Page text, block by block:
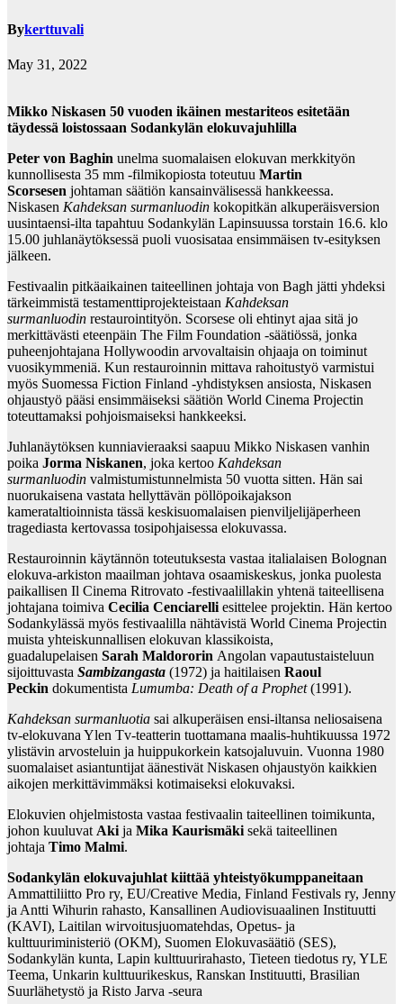
Bykerttuvali
May 31, 2022
Mikko Niskasen 50 vuoden ikäinen mestariteos esitetään
täydessä loistossaan Sodankylän elokuvajuhlilla
Peter von Baghin unelma suomalaisen elokuvan merkkityön
kunnollisesta 35 mm -filmikopiosta toteutuu Martin
Scorsesen johtaman säätiön kansainvälisessä hankkeessa.
Niskasen Kahdeksan surmanluodin kokopitkän alkuperäisversion
uusintaensi-ilta tapahtuu Sodankylän Lapinsuussa torstain 16.6. klo
15.00 juhlanäytöksessä puoli vuosisataa ensimmäisen tv-esityksen
jälkeen.
Festivaalin pitkäaikainen taiteellinen johtaja von Bagh jätti yhdeksi
tärkeimmistä testamenttiprojekteistaan Kahdeksan
surmanluodin restaurointityön. Scorsese oli ehtinyt ajaa sitä jo
merkittävästi eteenpäin The Film Foundation -säätiössä, jonka
puheenjohtajana Hollywoodin arvovaltaisin ohjaaja on toiminut
vuosikymmeniä. Kun restauroinnin mittava rahoitustyö varmistui
myös Suomessa Fiction Finland -yhdistyksen ansiosta, Niskasen
ohjaustyö pääsi ensimmäiseksi säätiön World Cinema Projectin
toteuttamaksi pohjoismaiseksi hankkeeksi.
Juhlanäytöksen kunniavieraaksi saapuu Mikko Niskasen vanhin
poika Jorma Niskanen, joka kertoo Kahdeksan
surmanluodin valmistumistunnelmista 50 vuotta sitten. Hän sai
nuorukaisena vastata hellyttävän pöllöpoikajakson
kamerataltioinnista tässä keskisuomalaisen pienviljelijäperheen
tragediasta kertovassa tosipohjaisessa elokuvassa.
Restauroinnin käytännön toteutuksesta vastaa italialaisen Bolognan
elokuva-arkiston maailman johtava osaamiskeskus, jonka puolesta
paikallisen Il Cinema Ritrovato -festivaalillakin yhtenä taiteellisena
johtajana toimiva Cecilia Cenciarelliesittelee projektin. Hän kertoo
Sodankylässä myös festivaalilla nähtävistä World Cinema Projectin
muista yhteiskunnallisen elokuvan klassikoista,
guadalupelaisen Sarah Maldororin Angolan vapautustaisteluun
sijoittuvasta Sambizangasta (1972) ja haitilaisen Raoul
Peckin dokumentista Lumumba: Death of a Prophet(1991).
Kahdeksan surmanluotia sai alkuperäisen ensi-iltansa neliosaisena
tv-elokuvana Ylen Tv-teatterin tuottamana maalis-huhtikuussa 1972
ylistävin arvosteluin ja huippukorkein katsojaluvuin. Vuonna 1980
suomalaiset asiantuntijat äänestivät Niskasen ohjaustyön kaikkien
aikojen merkittävimmäksi kotimaiseksi elokuvaksi.
Elokuvien ohjelmistosta vastaa festivaalin taiteellinen toimikunta,
johon kuuluvatAkija Mika Kaurismäkisekä taiteellinen
johtaja Timo Malmi.
Sodankylän elokuvajuhlat kiittää yhteistyökumppaneitaan
Ammattiliitto Pro ry, EU/Creative Media, Finland Festivals ry, Jenny
ja Antti Wihurin rahasto, Kansallinen Audiovisuaalinen Instituutti
(KAVI), Laitilan wirvoitusjuomatehdas, Opetus- ja
kulttuuriministeriö (OKM), Suomen Elokuvasäätiö (SES),
Sodankylän kunta, Lapin kulttuurirahasto, Tieteen tiedotus ry, YLE
Teema, Unkarin kulttuurikeskus, Ranskan Instituutti, Brasilian
Suurlähetystö ja Risto Jarva -seura